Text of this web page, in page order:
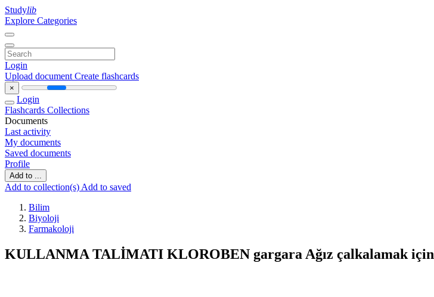
Studylib
Explore Categories
Login
Upload document Create flashcards
×
Login
Flashcards Collections
Documents
Last activity
My documents
Saved documents
Profile
Add to ...
Add to collection(s) Add to saved
Bilim
Biyoloji
Farmakoloji
KULLANMA TALİMATI KLOROBEN gargara Ağız çalkalamak için